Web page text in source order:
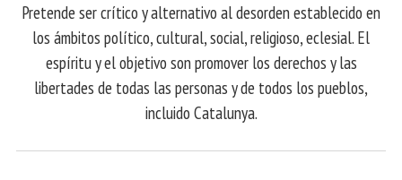
Pretende ser crítico y alternativo al desorden establecido en
los ámbitos político, cultural, social, religioso, eclesial. El
espíritu y el objetivo son promover los derechos y las
libertades de todas las personas y de todos los pueblos,
incluido Catalunya.